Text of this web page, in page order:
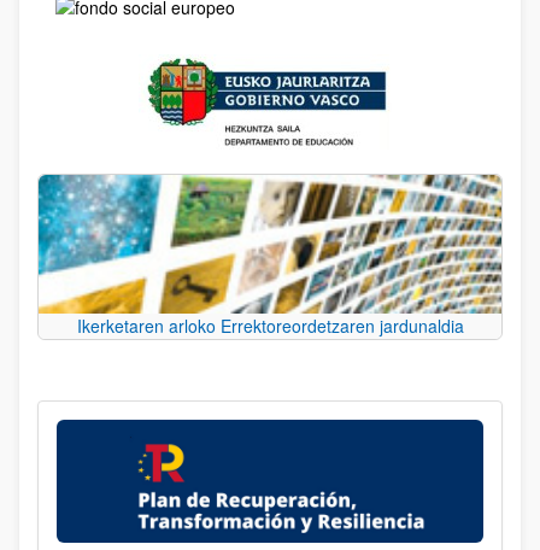
Ikerketaren arloko Errektoreordetzaren jardunaldia